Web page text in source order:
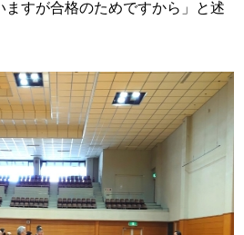
ますが合格のためですから」と述